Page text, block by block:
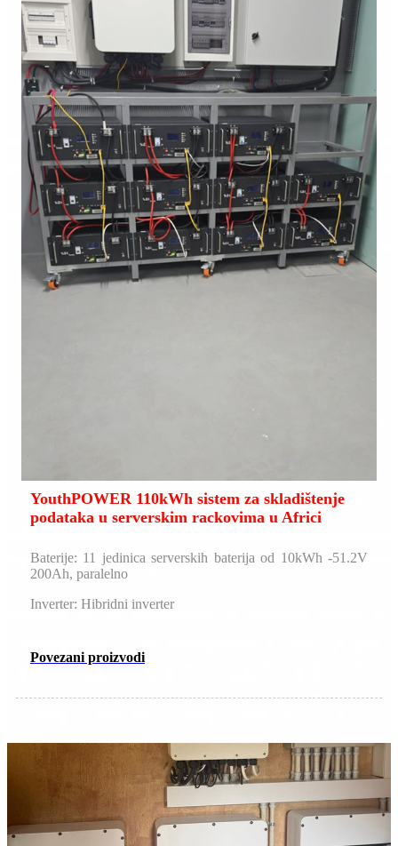
YouthPOWER 110kWh sistem za skladištenje
podataka u serverskim rackovima u Africi
Baterije: 11 jedinica serverskih baterija od 10kWh -51.2V
200Ah, paralelno
Inverter: Hibridni inverter
Povezani proizvodi